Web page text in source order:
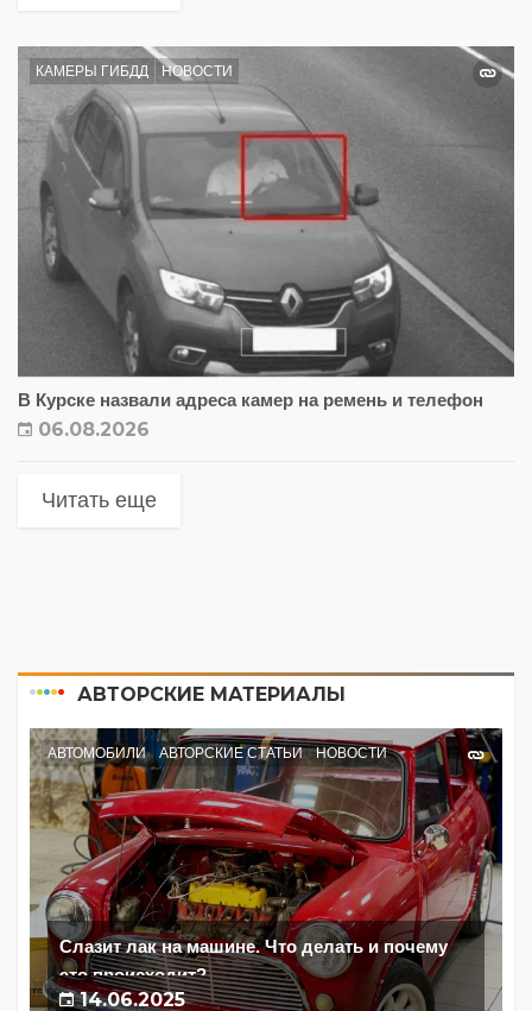
КАМЕРЫ ГИБДД НОВОСТИ
В Курске назвали адреса камер на ремень и телефон
06.08.2026
Читать еще
АВТОРСКИЕ МАТЕРИАЛЫ
АВТОМОБИЛИ АВТОРСКИЕ СТАТЬИ НОВОСТИ
Слазит лак на машине. Что делать и почему
это происходит?
14.06.2025